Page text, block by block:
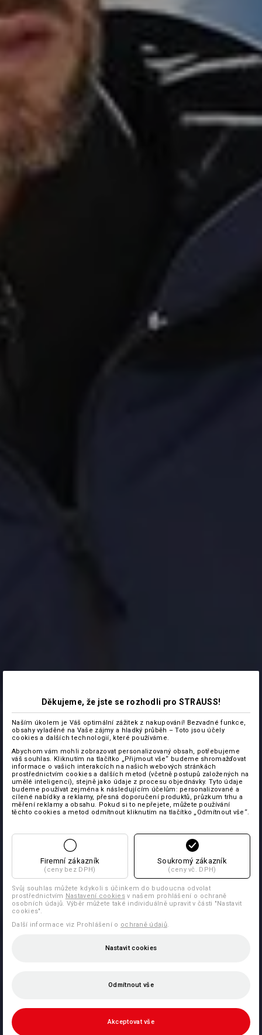
Děkujeme, že jste se rozhodli pro STRAUSS!
Naším úkolem je Váš optimální zážitek z nakupování! Bezvadné funkce,
obsahy vyladěné na Vaše zájmy a hladký průběh – Toto jsou účely
cookies a dalších technologií, které používáme.
Abychom vám mohli zobrazovat personalizovaný obsah, potřebujeme
váš souhlas. Kliknutím na tlačítko „Přijmout vše“ budeme shromažďovat
informace o vašich interakcích na našich webových stránkách
prostřednictvím cookies a dalších metod (včetně postupů založených na
umělé inteligenci), stejně jako údaje z procesu objednávky. Tyto údaje
budeme používat zejména k následujícím účelům: personalizované a
cílené nabídky a reklamy, přesná doporučení produktů, průzkum trhu a
měření reklamy a obsahu. Pokud si to nepřejete, můžete používání
těchto cookies a metod odmítnout kliknutím na tlačítko „Odmítnout vše“.
Firemní zákazník
(ceny bez DPH)
Soukromý zákazník
(ceny vč. DPH)
Svůj souhlas můžete kdykoli s účinkem do budoucna odvolat
prostřednictvím Nastavení cookiesv našem prohlášení o ochraně
osobních údajů. Výběr můžete také individuálně upravit v části "Nastavit
cookies".
Další informace viz Prohlášení o ochraně údajů.
Nastavit cookies
Odmítnout vše
Akceptovat vše